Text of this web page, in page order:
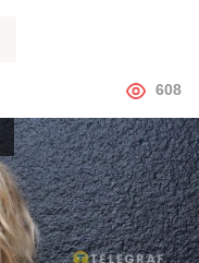
АВТОР
608